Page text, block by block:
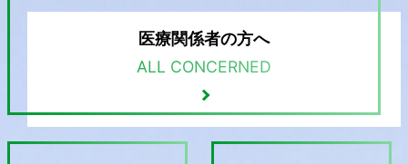
医療関係者の方へ
ALL CONCERNED